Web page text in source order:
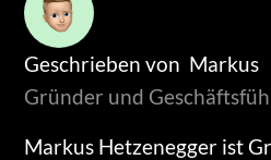
Geschrieben von Markus
Gründer und
Markus Hetzenegger ist